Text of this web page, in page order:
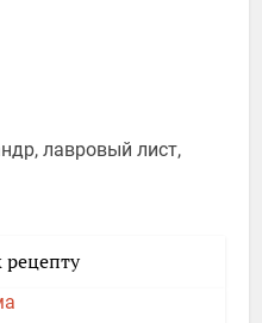
лавровый лист,